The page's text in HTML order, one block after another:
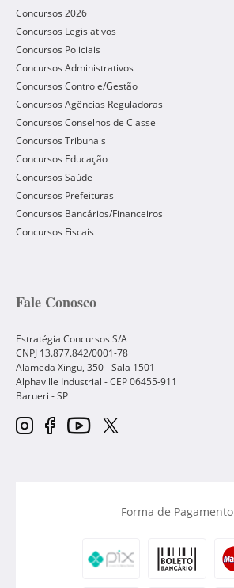
Concursos 2026
Concursos Legislativos
Concursos Policiais
Concursos Administrativos
Concursos Controle/Gestão
Concursos Agências Reguladoras
Concursos Conselhos de Classe
Concursos Tribunais
Concursos Educação
Concursos Saúde
Concursos Prefeituras
Concursos Bancários/Financeiros
Concursos Fiscais
Fale Conosco
Estratégia Concursos S/A
CNPJ 13.877.842/0001-78
Alameda Xingu, 350 - Sala 1501
Alphaville Industrial - CEP06455-911
Barueri -SP
Forma de Pagamento